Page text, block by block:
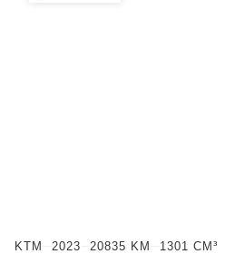
KTM 2023 20835 KM 1301 CM³